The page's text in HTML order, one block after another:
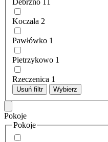
Debrzno
Koczała 2
Pawłówko 1
Pietrzykowo 1
Rzeczenica 1
Usuń filtr Wybierz
Pokoje
Pokoje